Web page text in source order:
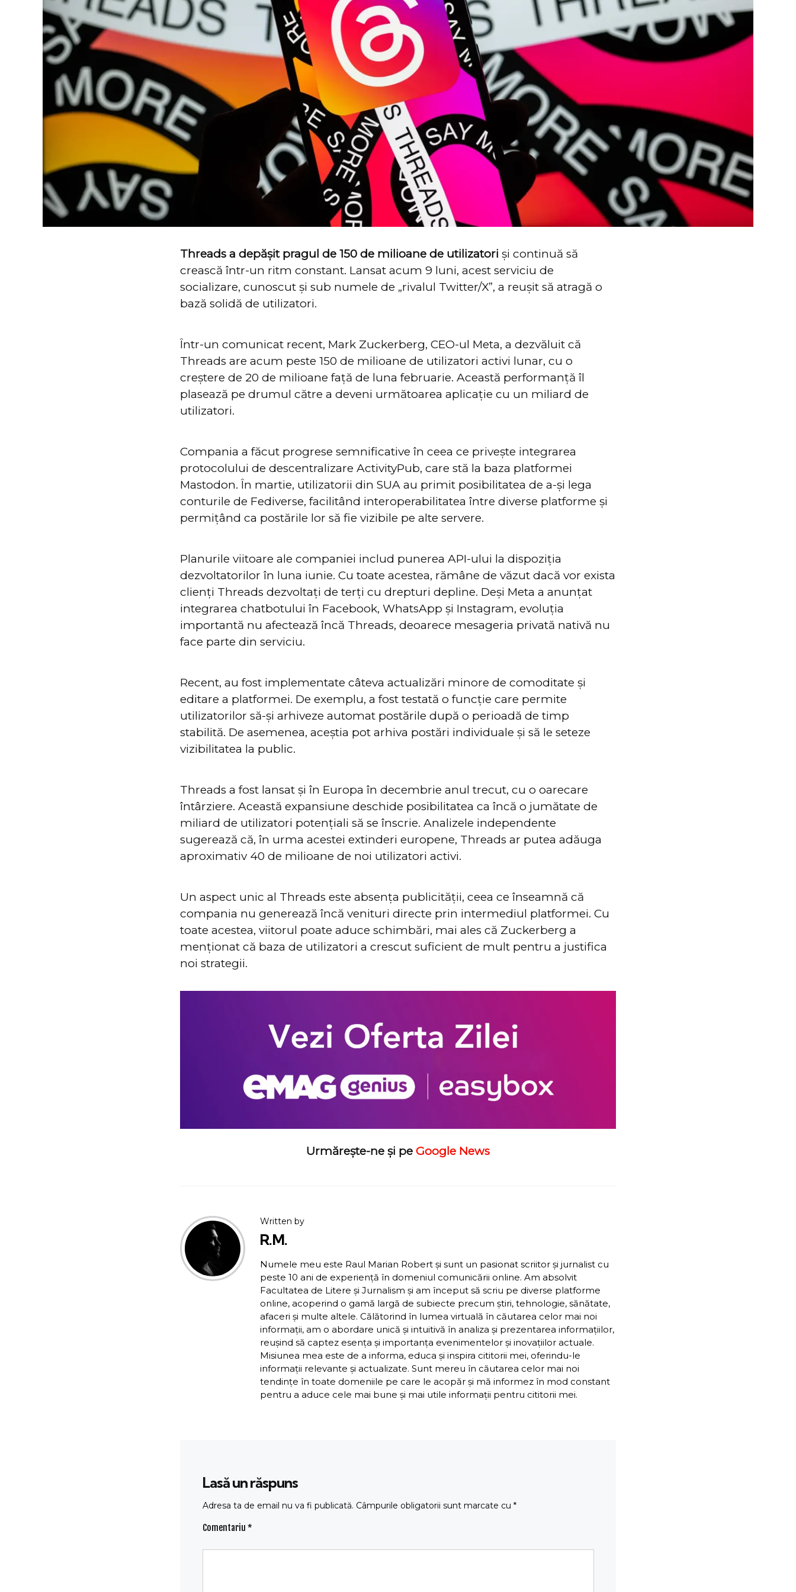
Threads a depășit pragul de 150 de milioane de utilizatori și continuă să
crească într-un ritm constant. Lansat acum 9 luni, acest serviciu de
socializare, cunoscut și sub numele de „rivalul Twitter/X”, a reușit să atragă o
bază solidă de utilizatori.
Într-un comunicat recent, Mark Zuckerberg, CEO-ul Meta, a dezvăluit că
Threads are acum peste 150 de milioane de utilizatori activi lunar, cu o
creștere de 20 de milioane față de luna februarie. Această performanță îl
plasează pe drumul către a deveni următoarea aplicație cu un miliard de
utilizatori.
Compania a făcut progrese semnificative în ceea ce privește integrarea
protocolului de descentralizare ActivityPub, care stă la baza platformei
Mastodon. În martie, utilizatorii din SUA au primit posibilitatea de a-și lega
conturile de Fediverse, facilitând interoperabilitatea între diverse platforme și
permițând ca postările lor să fie vizibile pe alte servere.
Planurile viitoare ale companiei includ punerea API-ului la dispoziția
dezvoltatorilor în luna iunie. Cu toate acestea, rămâne de văzut dacă vor exista
clienți Threads dezvoltați de terți cu drepturi depline. Deși Meta a anunțat
integrarea chatbotului în Facebook, WhatsApp și Instagram, evoluția
importantă nu afectează încă Threads, deoarece mesageria privată nativă nu
face parte din serviciu.
Recent, au fost implementate câteva actualizări minore de comoditate și
editare a platformei. De exemplu, a fost testată o funcție care permite
utilizatorilor să-și arhiveze automat postările după o perioadă de timp
stabilită. De asemenea, aceștia pot arhiva postări individuale și să le seteze
vizibilitatea la public.
Threads a fost lansat și în Europa în decembrie anul trecut, cu o oarecare
întârziere. Această expansiune deschide posibilitatea ca încă o jumătate de
miliard de utilizatori potențiali să se înscrie. Analizele independente
sugerează că, în urma acestei extinderi europene, Threads ar putea adăuga
aproximativ 40 de milioane de noi utilizatori activi.
Un aspect unic al Threads este absența publicității, ceea ce înseamnă că
compania nu generează încă venituri directe prin intermediul platformei. Cu
toate acestea, viitorul poate aduce schimbări, mai ales că Zuckerberg a
menționat că baza de utilizatori a crescut suficient de mult pentru a justifica
noi strategii.
Urmărește-ne și pe Google News
Written by
R.M.
Numele meu este Raul Marian Robert și sunt un pasionat scriitor și jurnalist cu
peste 10 ani de experiență în domeniul comunicării online. Am absolvit
Facultatea de Litere și Jurnalism și am început să scriu pe diverse platforme
online, acoperind o gamă largă de subiecte precum știri, tehnologie, sănătate,
afaceri și multe altele. Călătorind în lumea virtuală în căutarea celor mai noi
informații, am o abordare unică și intuitivă în analiza și prezentarea informațiilor,
reușind să captez esența și importanța evenimentelor și inovațiilor actuale.
Misiunea mea este de a informa, educa și inspira cititorii mei, oferindu-le
informații relevante și actualizate. Sunt mereu în căutarea celor mai noi
tendințe în toate domeniile pe care le acopăr și mă informez în mod constant
pentru a aduce cele mai bune și mai utile informații pentru cititorii mei.
Lasă un răspuns
Adresa ta de email nu va fi publicată. Câmpurile obligatorii sunt marcate cu *
Comentariu *